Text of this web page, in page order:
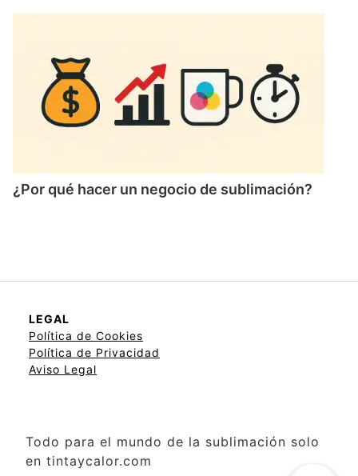
¿Por qué hacer un negocio de sublimación?
LEGAL
Política de Cookies
Política de Privacidad
Aviso Legal
Todo para el mundo de la sublimación solo
en tintaycalor.com